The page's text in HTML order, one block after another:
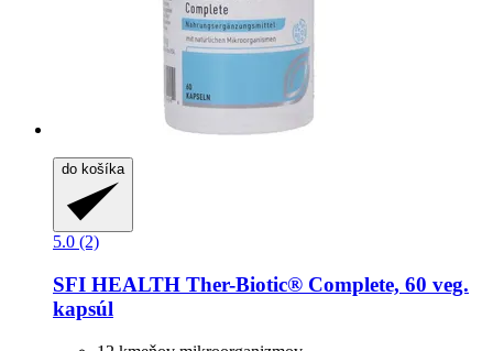
do košíka
5.0 (2)
SFI HEALTH Ther-​Biotic® Complete, 60 veg.
kapsúl